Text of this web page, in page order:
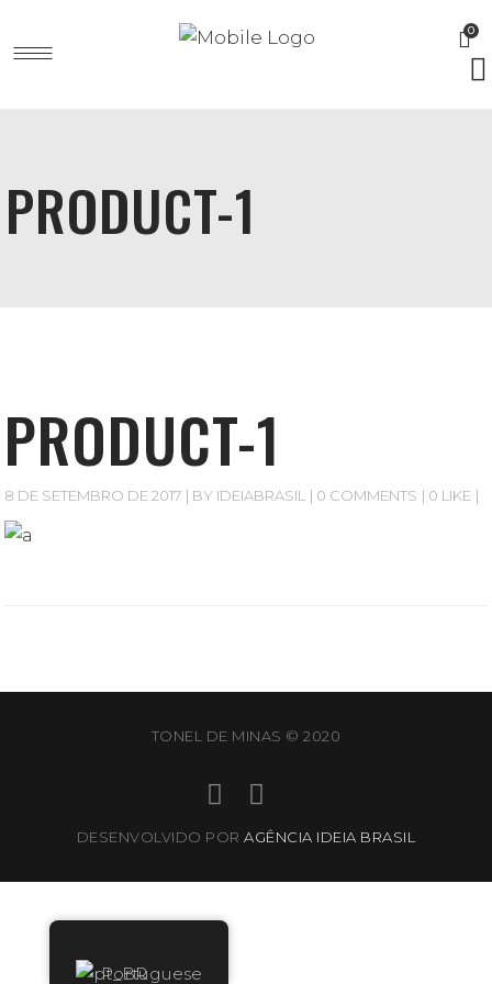
0
PRODUCT-1
PRODUCT-1
8 DE SETEMBRO DE 2017 BY IDEIABRASIL 0 COMMENTS 0 LIKE
TONEL DE MINAS © 2020
DESENVOLVIDO PORAGÊNCIA IDEIA BRASIL
Portuguese